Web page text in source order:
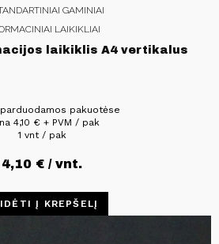
GAMINIAI
LAIKIKLIAI
laikiklis A4 vertikalus
pakuotėse
4,10 €+ PVM / pak
1 vnt / pak
4,10 € / vnt.
Į KREPŠELĮ